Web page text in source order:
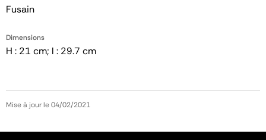
Fusain
Dimensions
H : 21 cm; l : 29.7 cm
Mise à jour le 04/02/2021